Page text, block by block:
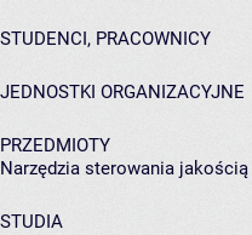
STUDENCI, PRACOWNICY
JEDNOSTKI ORGANIZACYJNE
PRZEDMIOTY
Narzędzia sterowania
STUDIA